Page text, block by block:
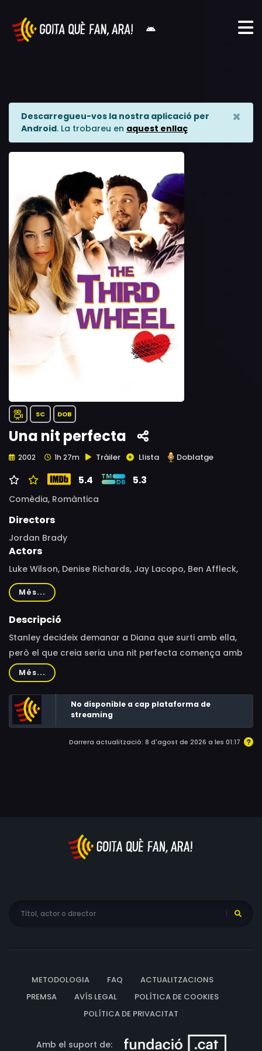
Descarregueu-vos la nostra aplicació per
Android. La trobareu en aquest enllaç
×
SC DOB
Una nit perfecta
2002 1h 27m Tràiler Llista Doblatge
5.4 5.3
Comèdia, Romàntica
Directors
Jordan Brady
Actors
Luke Wilson, Denise Richards, Jay Lacopo, Ben Affleck,
Phill Lewis, Deborah Theaker, Melissa McCarthy, Tim
DeKay, Greg Pitts, Wayne Federman, Mike Schwartz, Neal
Matarazzo, Jim Lau, Diana Maria Riva, Blas Lorenzo, Buck
Jeanette Miller, Kevin Farley, Marcus DeJohn, Marilyn
Staley, Veena Bidasha, David Koechner, Matthew Maher,
Meredith Salenger, Bobby Slayton, Phil Reeves, Steven
Shenbaum, Joan Blair, Amy Boatwright, Matt Damon, Jeff
Garlin, Joy Gohring, Lauren Graham, Marcus Johnson,
Richie Keen, Dan Paragon, Marcio Rosario, Nicole Sullivan
Més...
Descripció
Stanley decideix demanar a Diana que surti amb ella,
però el que creia seria una nit perfecta comença amb
una sèrie de situacions desafortunades que duraran
tota la vetllada.
Més...
No disponible a cap plataforma de
streaming
Darrera actualització: 8 d'agost de 2026 a les 01:17
METODOLOGIA FAQ
ACTUALITZACIONS
PREMSA
AVÍS LEGAL
POLÍTICA DE COOKIES
POLÍTICA DE PRIVACITAT
Amb el suport de: